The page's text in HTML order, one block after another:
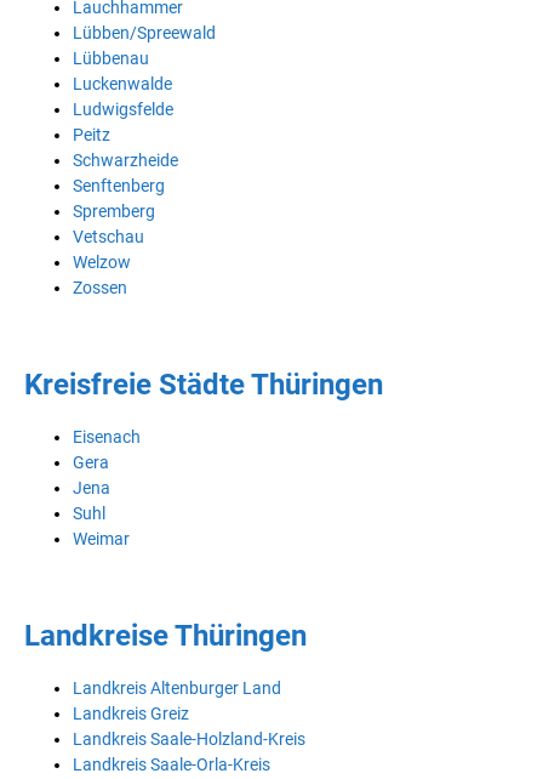
Lauchhammer
Lübben/Spreewald
Lübbenau
Luckenwalde
Ludwigsfelde
Peitz
Schwarzheide
Senftenberg
Spremberg
Vetschau
Welzow
Zossen
Kreisfreie Städte Thüringen
Eisenach
Gera
Jena
Suhl
Weimar
Landkreise Thüringen
Landkreis Altenburger Land
Landkreis Greiz
Landkreis Saale-Holzland-Kreis
Landkreis Saale-Orla-Kreis